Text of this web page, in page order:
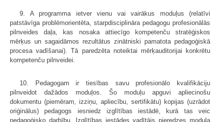
9. A programma ietver vienu vai vairākus moduļus (relatīvi
patstāvīga problēmorientēta, starpdisciplināra pedagogu profesionālās
pilnveides daļa, kas nosaka attiecīgo kompetenču stratēģiskos
mērķus un sagaidāmos rezultātus zinātniski pamatota pedagoģiskā
procesa vadīšanai). Tā paredzēta noteiktai mērķauditorijai konkrētu
kompetenču pilnveidei.
10. Pedagogam ir tiesības savu profesionālo kvalifikāciju
pilnveidot dažādos moduļos. Šo moduļu apguvi apliecinošu
dokumentu (piemēram, izziņu, apliecību, sertifikātu) kopijas (uzrādot
oriģinālus) pedagogs iesniedz izglītības iestādē, kurā tas veic
pedagoģisko darbību. Izglītības iestādes vadītājs pieredzes moduļa